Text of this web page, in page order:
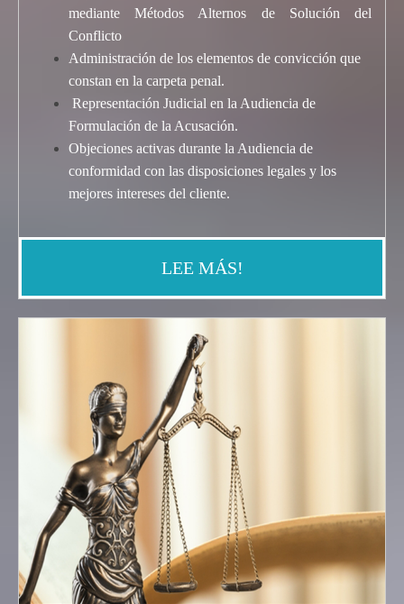
mediante Métodos Alternos de Solución del
Conflicto
Administración de los elementos de convicción que
constan en la carpeta penal.
Representación Judicial en la Audiencia de
Formulación de la Acusación.
Objeciones activas durante la Audiencia de
conformidad con las disposiciones legales y los
mejores intereses del cliente.
LEE MÁS!